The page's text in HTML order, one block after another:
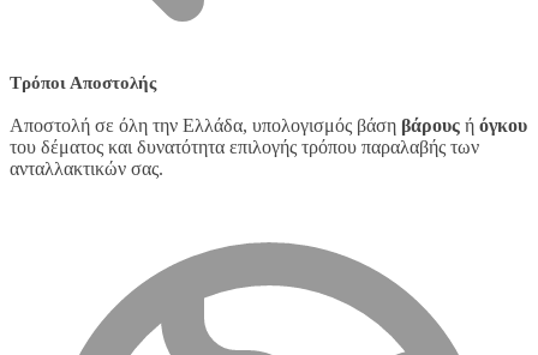
Τρόποι Αποστολής
Αποστολή σε όλη την Ελλάδα, υπολογισμός βάση βάρους ή όγκου
του δέματος και δυνατότητα επιλογής τρόπου παραλαβής των
ανταλλακτικών σας.